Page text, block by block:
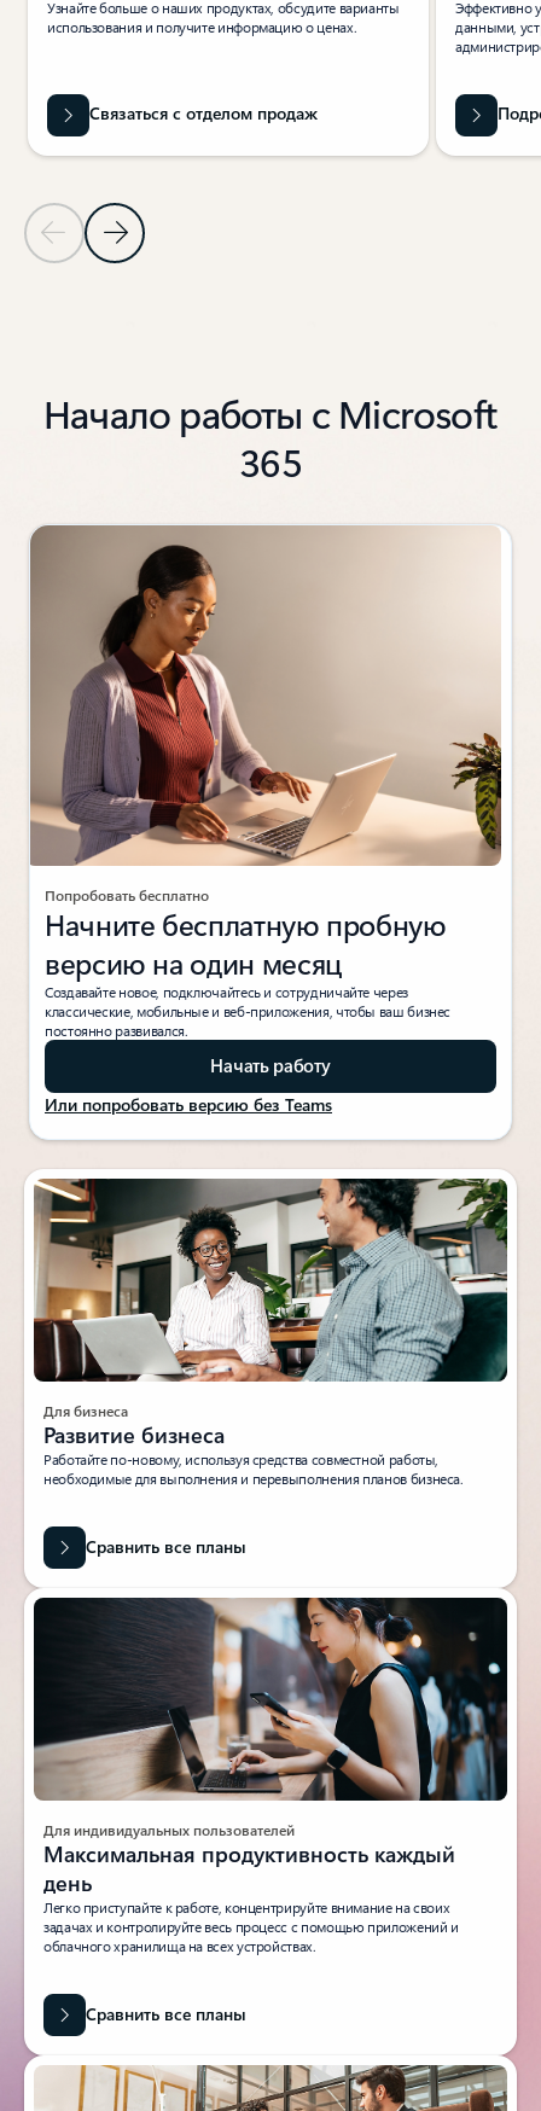
Предыдущий слайд
Следующий слайд
Узнайте больше о наших продуктах, обсудите варианты
использования и получите информацию о ценах.
Связаться с отделом продаж
Эффективно
данными,
Начало работы с Microsoft
365
Попробовать бесплатно
Начните бесплатную пробную
версию на один месяц
Создавайте новое, подключайтесь и сотрудничайте через
классические, мобильные и веб-приложения, чтобы ваш бизнес
постоянно развивался.
Начать работу
Или попробовать версию без Teams
Для бизнеса
Развитие бизнеса
Работайте по-новому, используя средства совместной работы,
необходимые для выполнения и перевыполнения планов бизнеса.
Сравнить все планы
Для индивидуальных пользователей
Максимальная продуктивность каждый
день
Легко приступайте к работе, концентрируйте внимание на своих
задачах и контролируйте весь процесс с помощью приложений и
облачного хранилища на всех устройствах.
Сравнить все планы